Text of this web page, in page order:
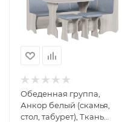
Обеденная группа,
Анкор белый (скамья,
стол, табурет), Ткань